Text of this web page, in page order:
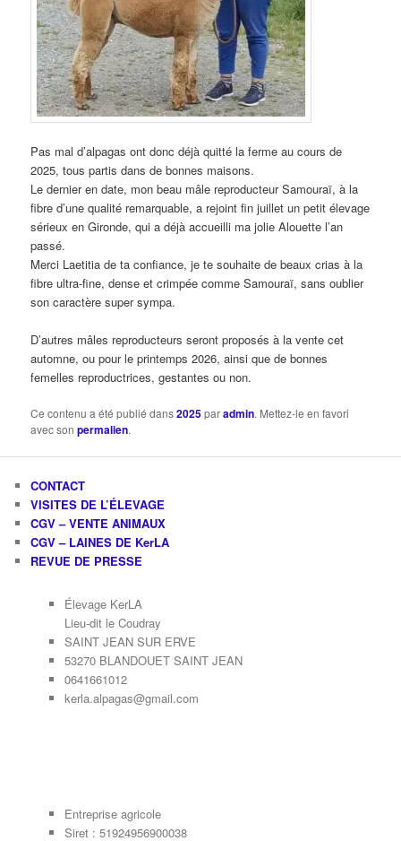
Pas mal d’alpagas ont donc déjà quitté la ferme au cours de
2025, tous partis dans de bonnes maisons.
Le dernier en date, mon beau mâle reproducteur Samouraï, à la
fibre d’une qualité remarquable, a rejoint fin juillet un petit élevage
sérieux en Gironde, qui a déjà accueilli ma jolie Alouette l’an
passé.
Merci Laetitia de ta confiance, je te souhaite de beaux crias à la
fibre ultra-fine, dense et crimpée comme Samouraï, sans oublier
son caractère super sympa.
D’autres mâles reproducteurs seront proposés à la vente cet
automne, ou pour le printemps 2026, ainsi que de bonnes
femelles reproductrices, gestantes ou non.
Ce contenu a été publié dans2025paradmin. Mettez-le en favori
avec sonpermalien.
CONTACT
VISITES DE L’ÉLEVAGE
CGV – VENTE ANIMAUX
CGV – LAINES DE KerLA
REVUE DE PRESSE
Élevage KerLA
Lieu-dit le Coudray
SAINT JEAN SUR ERVE
53270 BLANDOUET SAINT JEAN
0641661012
kerla.alpagas@gmail.com
Entreprise agricole
Siret : 51924956900038